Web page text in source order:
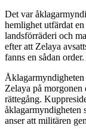
Det var
hemlighet utfärdat
landsförräderi och
efter att Zelaya
fanns en sådan order.
Zelaya på
rättegång.
åklagarmyndigheten
anser att militären